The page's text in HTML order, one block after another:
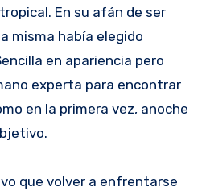
En su afán de ser
misma había elegido
en apariencia pero
experta para encontrar
en la primera vez, anoche
que volver a enfrentarse